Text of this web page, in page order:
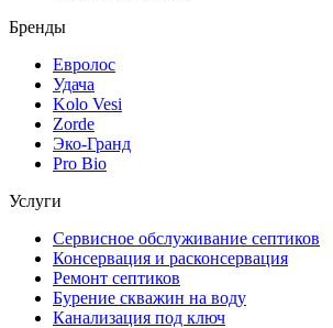
Бренды
Евролос
Удача
Kolo Vesi
Zorde
Эко-Гранд
Pro Bio
Услуги
Сервисное обслуживание септиков
Консервация и расконсервация
Ремонт септиков
Бурение скважин на воду
Канализация под ключ